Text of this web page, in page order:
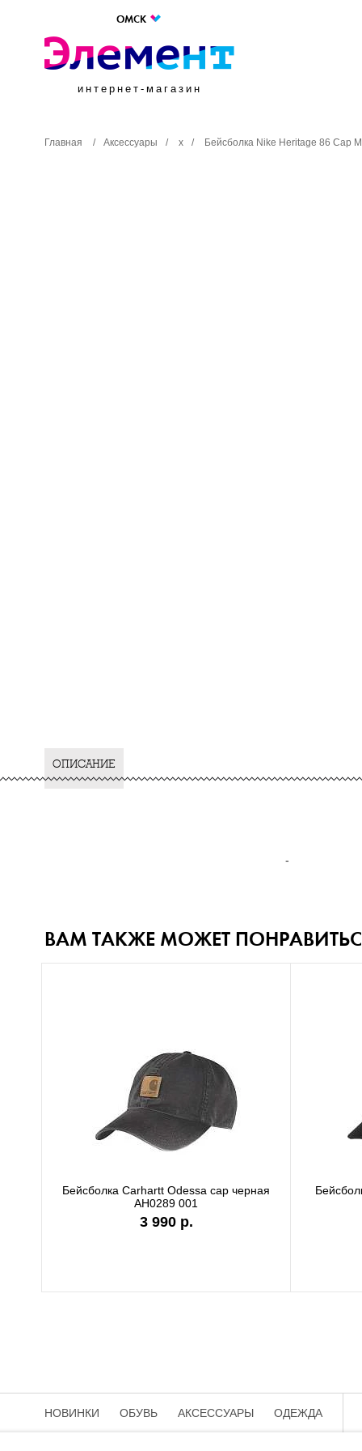
ОМСК
интернет-магазин
Главная / Аксессуары / х / Бейсболка Nike Heritage 86 Cap
ОПИСАНИЕ
-
ВАМ ТАКЖЕ МОЖЕТ
Бейсболка Carhartt Odessa cap черная
AH0289 001
3 990 р.
НОВИНКИ ОБУВЬ АКСЕССУАРЫ ОДЕЖДА